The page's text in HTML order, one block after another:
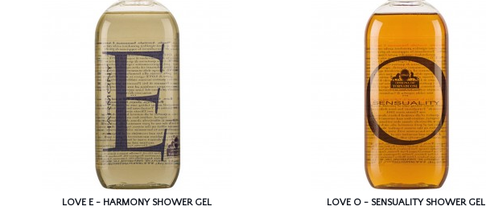
LOVE E - HARMONY SHOWER GEL LOVE O - SENSUALITY SHOWER GEL